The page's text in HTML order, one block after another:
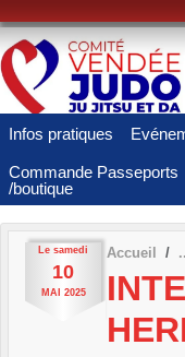
Infos pratiques
Commande Passeports
/boutique
Le samedi
10
MAI 2025
Accueil